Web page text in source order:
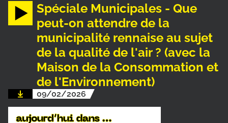
Spéciale Municipales - Que
peut-on attendre de la
municipalité rennaise au sujet
de la qualité de l'air ? (avec la
Maison de la Consommation et
de l'Environnement)
09/02/2026